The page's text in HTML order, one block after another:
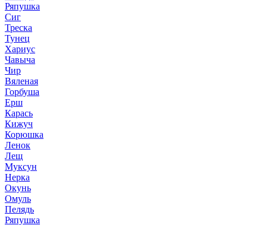
Ряпушка
Сиг
Треска
Тунец
Хариус
Чавыча
Чир
Вяленая
Горбуша
Ерш
Карась
Кижуч
Корюшка
Ленок
Лещ
Муксун
Нерка
Окунь
Омуль
Пелядь
Ряпушка